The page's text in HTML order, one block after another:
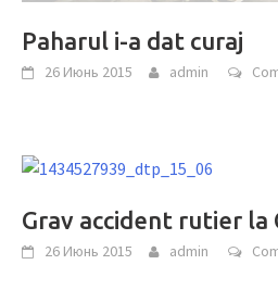
Paharul i-a dat curaj
26 Июнь 2015 admin
Grav accident rutier la
26 Июнь 2015 admin